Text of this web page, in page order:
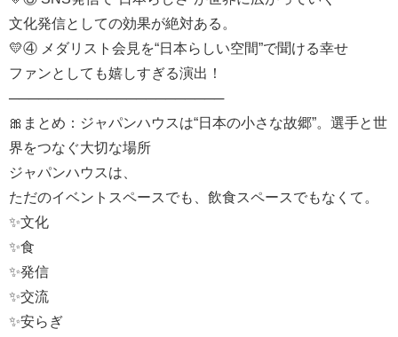
文化発信としての効果が絶対ある。
💛④ メダリスト会見を“日本らしい空間”で聞ける幸せ
ファンとしても嬉しすぎる演出！
──────────────────────
🎀まとめ：ジャパンハウスは“日本の小さな故郷”。選手と世
界をつなぐ大切な場所
ジャパンハウスは、
ただのイベントスペースでも、飲食スペースでもなくて。
✨文化
✨食
✨発信
✨交流
✨安らぎ